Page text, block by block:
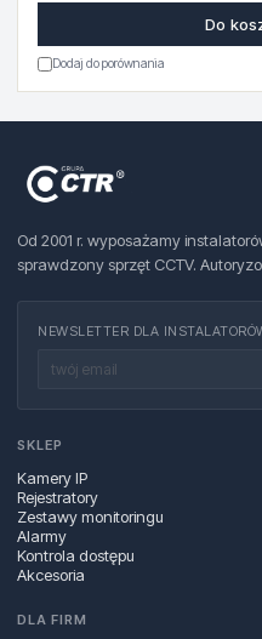
Do
Dodaj do porównania
Od 2001 r. wyposażamy
sprawdzony sprzęt CCTV.
NEWSLETTER DLA
SKLEP
Kamery IP
Rejestratory
Zestawy monitoringu
Alarmy
Kontrola dostępu
Akcesoria
DLA FIRM